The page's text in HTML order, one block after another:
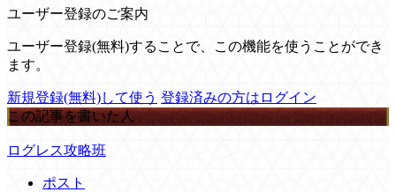
ユーザー登録のご案内
ユーザー登録(無料)することで、この機能を使うことができ
ます。
新規登録(無料)して使う 登録済みの方はログイン
この記事を書いた人
ログレス攻略班
ポスト